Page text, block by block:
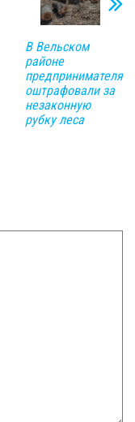
В Вельском
районе
предпринимателя
оштрафовали за
незаконную
рубку леса